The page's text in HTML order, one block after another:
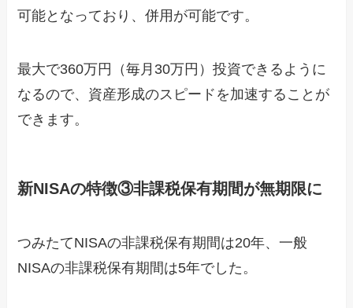
可能となっており、併用が可能です。
最大で360万円（毎月30万円）投資できるように
なるので、資産形成のスピードを加速することが
できます。
新NISAの特徴③非課税保有期間が無期限に
つみたてNISAの非課税保有期間は20年、一般
NISAの非課税保有期間は5年でした。